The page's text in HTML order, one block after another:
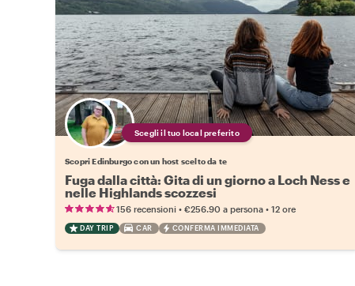
Scegli il tuo local preferito
Scopri Edinburgo con un host scelto da te
Fuga dalla città: Gita di un giorno a Loch Ness e
nelle Highlands scozzesi
156 recensioni • €256.90 a persona • 12 ore
DAY TRIP CAR CONFERMA IMMEDIATA